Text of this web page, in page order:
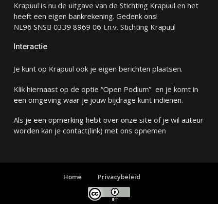
Krapuul is nu de uitgave van de Stichting Krapuul en het
heeft een eigen bankrekening. Gedenk ons!
NL96 SNSB 0339 8969 06 t.n.v. Stichting Krapuul
Interactie
Je kunt op Krapuul ook je eigen berichten plaatsen.
Klik hiernaast op de optie “Open Podium” en je komt in
een omgeving waar je jouw bijdrage kunt indienen.
Als je een opmerking hebt over onze site of je wil auteur
worden kan je contact(link) met ons opnemen
Home Privacybeleid